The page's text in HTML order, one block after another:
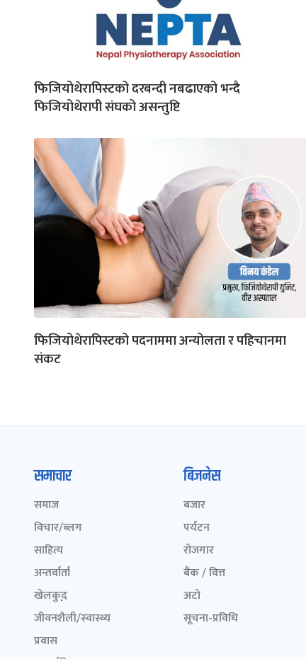
फिजियोथेरापिस्टको दरबन्दी नबढाएको भन्दै
फिजियोथेरापी संघको असन्तुष्टि
फिजियोथेरापिस्टको पदनाममा अन्योलता र पहिचानमा
संकट
समाचार
समाज
विचार/ब्लग
साहित्य
अन्तर्वार्ता
खेलकुद़़
जीवनशैली/स्वास्थ्य
प्रवास
बिजनेस
बजार
पर्यटन
रोजगार
बैंक / वित्त
अटो
सूचना-प्रविधि